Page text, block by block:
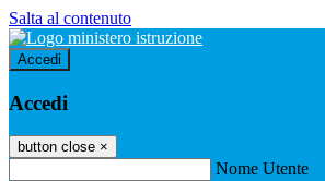
Salta al contenuto
Accedi
Accedi
button close ×
Nome Utente